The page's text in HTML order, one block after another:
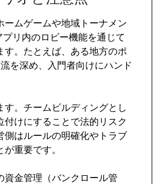
ムゲームや地域トーナメン
リ内のロビー機能を通じて
。たとえば、ある地方のポ
を深め、入門者向けにハンド
。チームビルディングとし
けにすることで法的リスク
側はルールの明確化やトラブ
重要です。
金管理（バンクロール管